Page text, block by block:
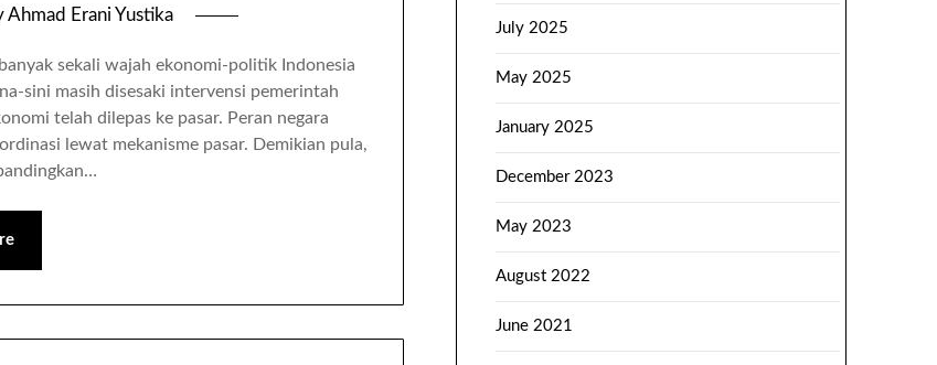
Ahmad Erani Yustika
sekali wajah ekonomi-politik Indonesia
sini masih disesaki intervensi pemerintah
telah dilepas ke pasar. Peran negara
lewat mekanisme pasar. Demikian pula,
July 2025
May 2025
January 2025
December 2023
May 2023
August 2022
June 2021